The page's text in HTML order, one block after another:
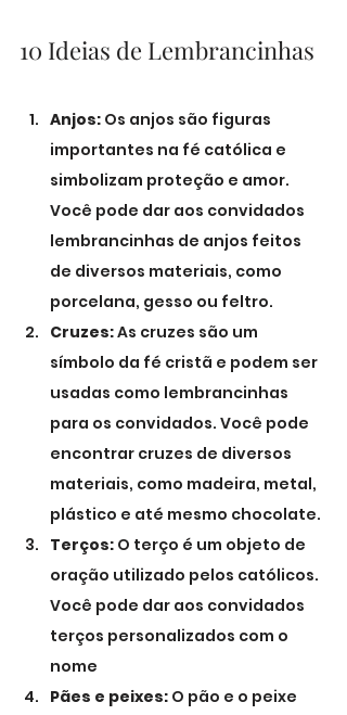
10 Ideias de Lembrancinhas
Anjos: Os anjos são figuras
importantes na fé católica e
simbolizam proteção e amor.
Você pode dar aos convidados
lembrancinhas de anjos feitos
de diversos materiais, como
porcelana, gesso ou feltro.
Cruzes: As cruzes são um
símbolo da fé cristã e podem ser
usadas como lembrancinhas
para os convidados. Você pode
encontrar cruzes de diversos
materiais, como madeira, metal,
plástico e até mesmo chocolate.
Terços: O terço é um objeto de
oração utilizado pelos católicos.
Você pode dar aos convidados
terços personalizados com o
nome
Pães e peixes: O pão e o peixe